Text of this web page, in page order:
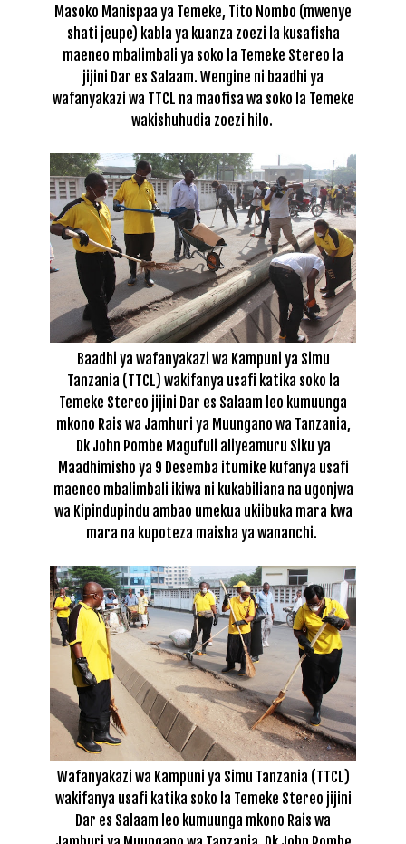
Masoko Manispaa ya Temeke, Tito Nombo (mwenye
shati jeupe) kabla ya kuanza zoezi la kusafisha
maeneo mbalimbali ya soko la Temeke Stereo la
jijini Dar es Salaam. Wengine ni baadhi ya
wafanyakazi wa TTCL na maofisa wa soko la Temeke
wakishuhudia zoezi hilo.
Baadhi ya wafanyakazi wa Kampuni ya Simu
Tanzania (TTCL) wakifanya usafi katika soko la
Temeke Stereo jijini Dar es Salaam leo kumuunga
mkono Rais wa Jamhuri ya Muungano wa Tanzania,
Dk John Pombe Magufuli aliyeamuru Siku ya
Maadhimisho ya 9 Desemba itumike kufanya usafi
maeneo mbalimbali ikiwa ni kukabiliana na ugonjwa
wa Kipindupindu ambao umekua ukiibuka mara kwa
mara na kupoteza maisha ya wananchi.
Wafanyakazi wa Kampuni ya Simu Tanzania (TTCL)
wakifanya usafi katika soko la Temeke Stereo jijini
Dar es Salaam leo kumuunga mkono Rais wa